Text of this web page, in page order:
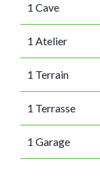
1 Cave
1 Atelier
1 Terrain
1 Terrasse
1 Garage